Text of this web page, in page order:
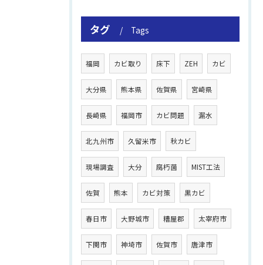
タグ Tags
福岡 カビ取り 床下 ZEH カビ
大分県 熊本県 佐賀県 宮崎県
長崎県 福岡市 カビ問題 漏水
北九州市 久留米市 秋カビ
現場調査 大分 腐朽菌 MIST工法
佐賀 熊本 カビ対策 黒カビ
春日市 大野城市 糟屋郡 太宰府市
下関市 神埼市 佐賀市 唐津市